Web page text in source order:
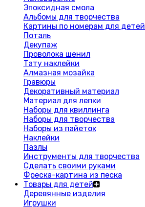
Эпоксидная смола
Альбомы для творчества
Картины по номерам для детей
Поталь
Декупаж
Проволока шенил
Тату наклейки
Алмазная мозайка
Гравюры
Декоративный материал
Материал для лепки
Наборы для квиллинга
Наборы для творчества
Наборы из пайеток
Наклейки
Пазлы
Инструменты для творчества
Сделать своими руками
Фреска-картина из песка
Товары для детей
Деревянные изделия
Игрушки